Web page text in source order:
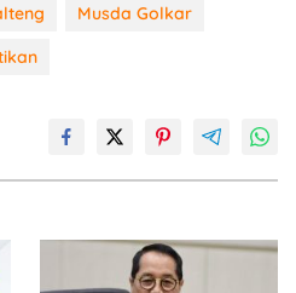
Musda Golkar